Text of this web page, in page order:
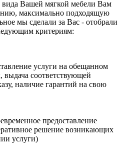
Вашей мягкой мебели Вам
максимально подходящую
мы сделали за Вас - отобрали
критериям:
услуги на обещанном
выдача соответствующей
наличие гарантий на свою
предоставление
решение возникающих
услуги)